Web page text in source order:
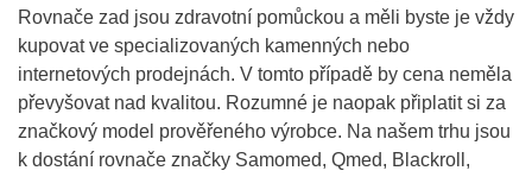
Rovnače zad jsou zdravotní pomůckou a měli byste je vždy
kupovat ve specializovaných kamenných nebo
internetových prodejnách. V tomto případě by cena neměla
převyšovat nad kvalitou. Rozumné je naopak připlatit si za
značkový model prověřeného výrobce. Na našem trhu jsou
k dostání rovnače značky Samomed, Qmed, Blackroll,